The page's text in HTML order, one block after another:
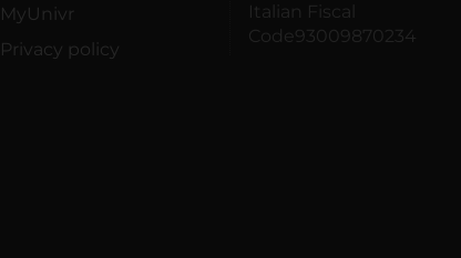
MyUnivr
Privacy policy
Italian Fiscal
Code93009870234